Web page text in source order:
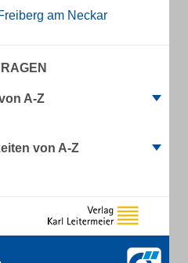
am Neckar
A-Z
von A-Z